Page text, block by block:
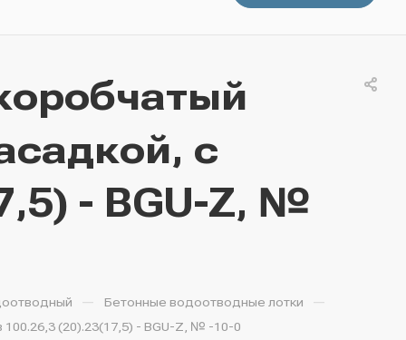
с
- BGU-Z, №
— Бетонные водоотводные лотки —
(20).23(17,5) - BGU-Z, № -10-0